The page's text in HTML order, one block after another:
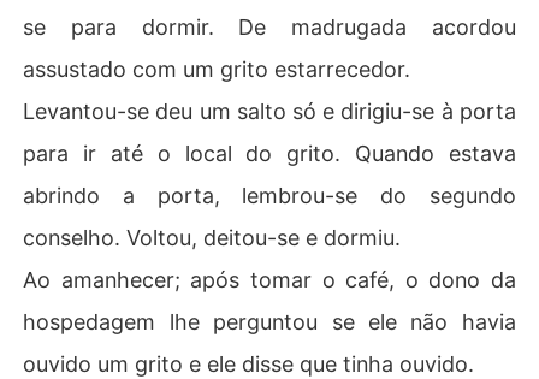
se para dormir. De madrugada acordou
assustado com um grito estarrecedor.
Levantou-se deu um salto só e dirigiu-se à porta
para ir até o local do grito. Quando estava
abrindo a porta, lembrou-se do segundo
conselho. Voltou, deitou-se e dormiu.
Ao amanhecer; após tomar o café, o dono da
hospedagem lhe perguntou se ele não havia
ouvido um grito e ele disse que tinha ouvido.